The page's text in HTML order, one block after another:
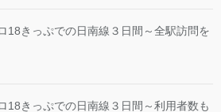
18きっぷでの日南線３日間～全駅訪問を
18きっぷでの日南線３日間～利用者数も